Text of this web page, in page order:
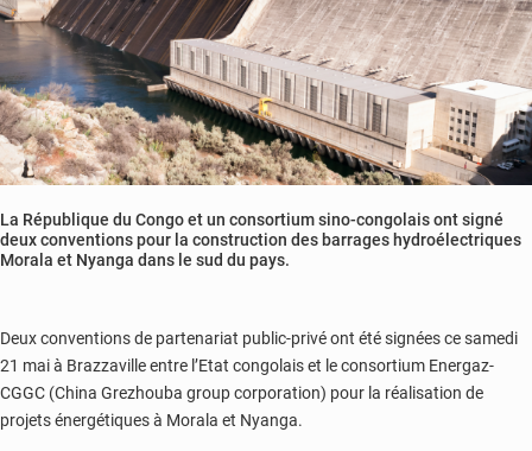
La République du Congo et un consortium sino-congolais ont signé
deux conventions pour la construction des barrages hydroélectriques
Morala et Nyanga dans le sud du pays.
Deux conventions de partenariat public-privé ont été signées ce samedi
21 mai à Brazzaville entre l’Etat congolais et le consortium Energaz-
CGGC (China Grezhouba group corporation) pour la réalisation de
projets énergétiques à Morala et Nyanga.